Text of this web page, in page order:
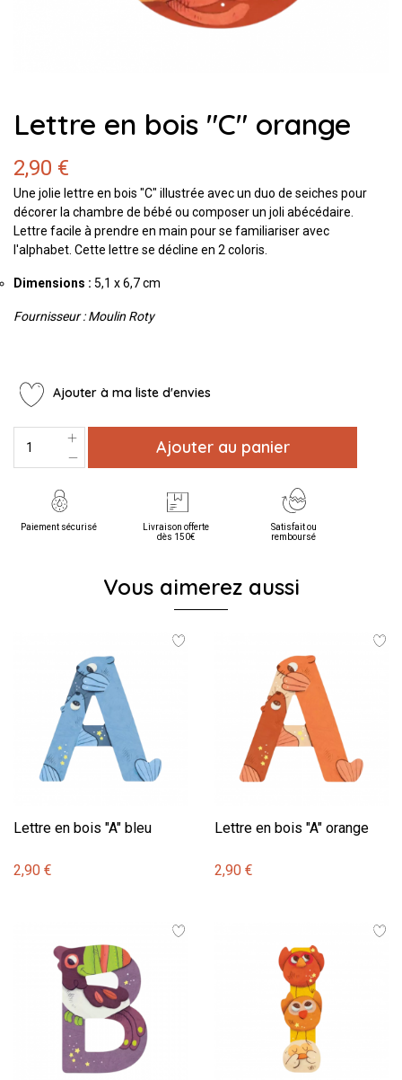
Lettre en bois "C" orange
2,90 €
Une jolie lettre en bois "C" illustrée avec un duo de seiches pour
décorer la chambre de bébé ou composer un joli abécédaire.
Lettre facile à prendre en main pour se familiariser avec
l'alphabet. Cette lettre se décline en 2 coloris.
Dimensions : 5,1 x 6,7 cm
Fournisseur : Moulin Roty
Ajouter à ma liste d'envies
Ajouter au panier
Paiement sécurisé
Livraison offerte
dès 150€
Satisfait ou
remboursé
Vous aimerez aussi
Lettre en bois "A" bleu
2,90 €
Lettre en bois "A" orange
2,90 €